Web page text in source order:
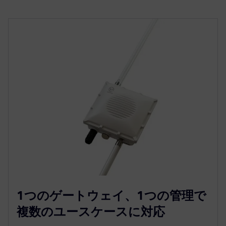
1つのゲートウェイ、1つの管理で
複数のユースケースに対応